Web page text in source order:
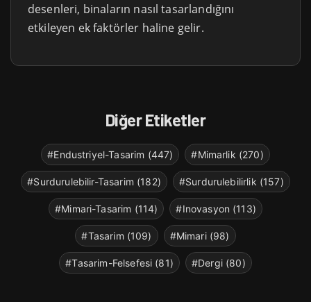
desenleri, binaların nasıl tasarlandığını
etkileyen ek faktörler haline gelir.
Diğer Etiketler
#Endustriyel-Tasarim (447) #Mimarlik (270)
#Surdurulebilir-Tasarim (182) #Surdurulebilirlik (157)
#Mimari-Tasarim (114) #Inovasyon (113)
#Tasarim (109) #Mimari (98)
#Tasarim-Felsefesi (81) #Dergi (80)